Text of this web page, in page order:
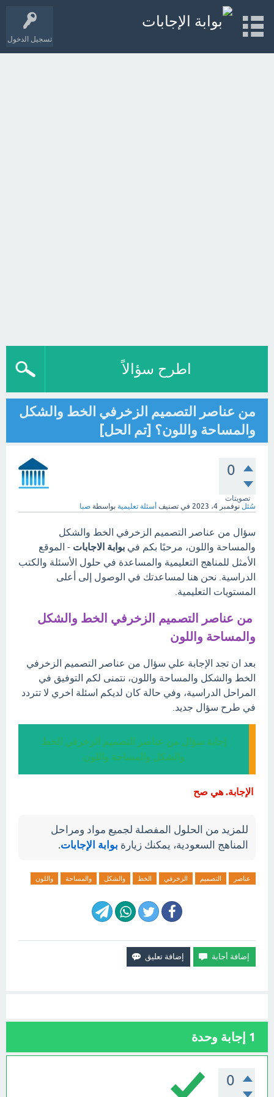
تسجيل الدخول
اطرح سؤالاً
من عناصر التصميم الزخرفي الخط والشكل
والمساحة واللون؟ [تم الحل]
0
تصويتات
سُئل نوفمبر 4، 2023 في تصنيف أسئلة تعليمية بواسطة صبا
سؤال من عناصر التصميم الزخرفي الخط والشكل
والمساحة واللون، مرحبًا بكم في بوابة الاجابات - الموقع
الأمثل للمناهج التعليمية والمساعدة في حلول الأسئلة والكتب
الدراسية. نحن هنا لمساعدتك في الوصول إلى أعلى
المستويات التعليمية.
من عناصر التصميم الزخرفي الخط والشكل
والمساحة واللون
بعد ان تجد الإجابة علي سؤال من عناصر التصميم الزخرفي
الخط والشكل والمساحة واللون، نتمنى لكم التوفيق في
المراحل الدراسية، وفي حالة كان لديكم اسئلة اخري لا تتردد
في طرح سؤال جديد.
إجابة سؤال من عناصر التصميم الزخرفي الخط
والشكل والمساحة واللون
الإجابة. هي صح
للمزيد من الحلول المفصلة لجميع مواد ومراحل
المناهج السعودية، يمكنك زيارة بوابة الإجابات.
عناصر التصميم الزخرفي الخط والشكل والمساحة واللون
1 إجابة وحدة
0